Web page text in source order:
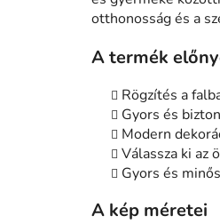
otthonosság és a
A termék
Rögzítés a
Gyors és
Modern
Válassza ki az
Gyors és
A kép méretei